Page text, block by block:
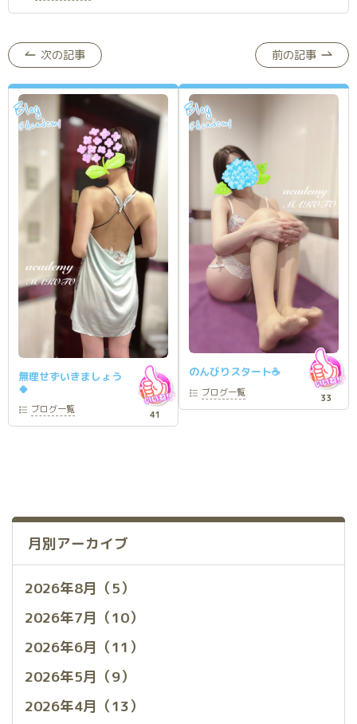
次の記事
Blog
@Academy
無理せずいきましょう
🍀
ブログ一覧 41
前の記事
Blog
@Academy
のんびりスタート☕️
ブログ一覧 33
月別アーカイブ
2026年8月（5）
2026年7月（10）
2026年6月（11）
2026年5月（9）
2026年4月（13）